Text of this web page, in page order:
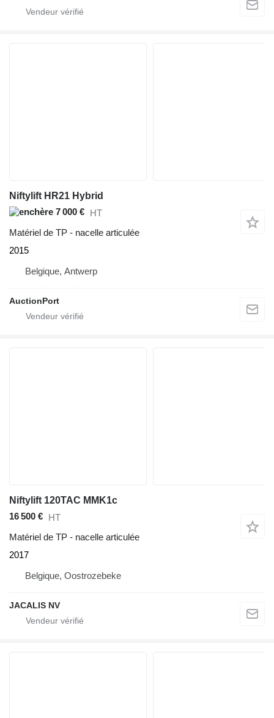
Niftylift HR21 Hybrid
7 000 € HT
Matériel de TP - nacelle articulée
2015
Belgique, Antwerp
AuctionPort
Niftylift 120TAC MMK1c
16 500 € HT
Matériel de TP - nacelle articulée
2017
Belgique, Oostrozebeke
JACALIS NV